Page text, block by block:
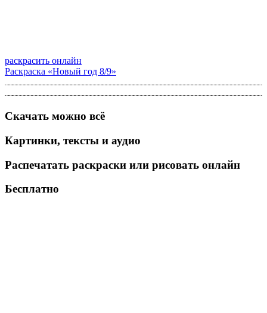
раскрасить онлайн
Раскраска «Новый год 8/9»
Скачать можно всё
Картинки, тексты и аудио
Распечатать раскраски или рисовать онлайн
Бесплатно